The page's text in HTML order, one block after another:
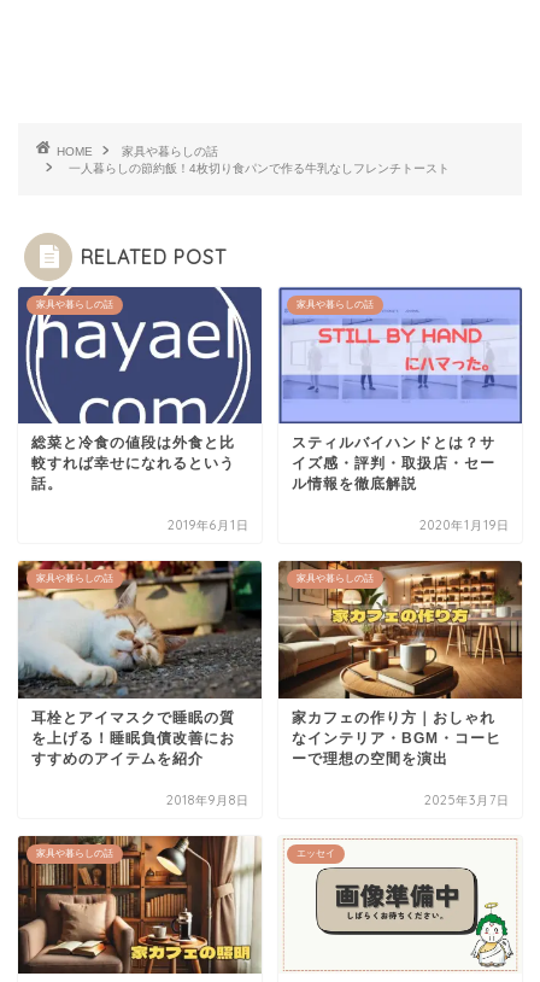
HOME
家具や暮らしの話
一人暮らしの節約飯！4枚切り食パンで作る牛乳なしフレンチトースト
RELATED POST
家具や暮らしの話
総菜と冷食の値段は外食と比
較すれば幸せになれるという
話。
2019年6月1日
家具や暮らしの話
スティルバイハンドとは？サ
イズ感・評判・取扱店・セー
ル情報を徹底解説
2020年1月19日
家具や暮らしの話
耳栓とアイマスクで睡眠の質
を上げる！睡眠負債改善にお
すすめのアイテムを紹介
2018年9月8日
家具や暮らしの話
家カフェの作り方｜おしゃれ
なインテリア・BGM・コーヒ
ーで理想の空間を演出
2025年3月7日
家具や暮らしの話 エッセイ